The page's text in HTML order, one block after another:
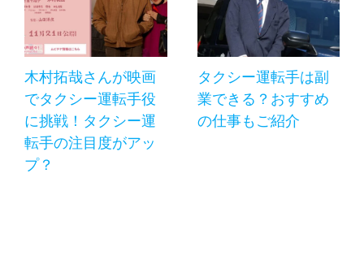
木村拓哉さんが映画
でタクシー運転手役
に挑戦！タクシー運
転手の注目度がアッ
プ？
タクシー運転手は副
業できる？おすすめ
の仕事もご紹介